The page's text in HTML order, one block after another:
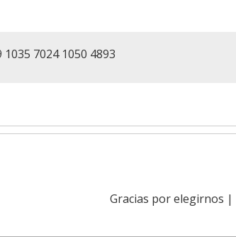
1035 7024 1050 4893
Gracias por elegirnos |